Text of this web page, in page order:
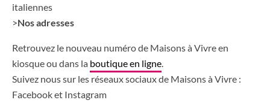
italiennes
>Nos adresses
Retrouvez le nouveau numéro de Maisons à Vivre en
kiosque ou dans la boutique en ligne.
Suivez nous sur les réseaux sociaux de Maisons à Vivre :
Facebook et Instagram